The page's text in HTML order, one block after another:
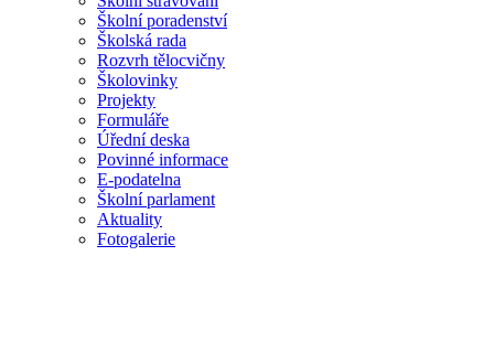
Školní poradenství
Školská rada
Rozvrh tělocvičny
Školovinky
Projekty
Formuláře
Úřední deska
Povinné informace
E-podatelna
Školní parlament
Aktuality
Fotogalerie